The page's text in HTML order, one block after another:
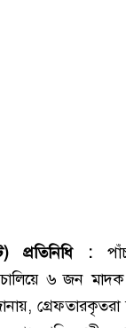
প্রতিনিধি :
চালিয়ে ৬ জন